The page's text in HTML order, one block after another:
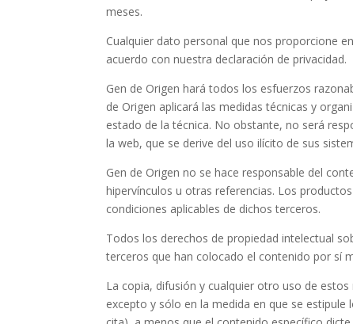
meses.
Cualquier dato personal que nos proporcione
acuerdo con nuestra declaración de privacidad.
Gen de Origen hará todos los esfuerzos
de Origen aplicará las medidas técnicas y
estado de la técnica. No obstante, no será
la web, que se derive del uso ilícito de sus
Gen de Origen no se hace responsable del
hipervínculos u otras referencias. Los
condiciones aplicables de dichos terceros.
Todos los derechos de propiedad intelectual
terceros que han colocado el contenido por sí
La copia, difusión y cualquier otro uso de
excepto y sólo en la medida en que se